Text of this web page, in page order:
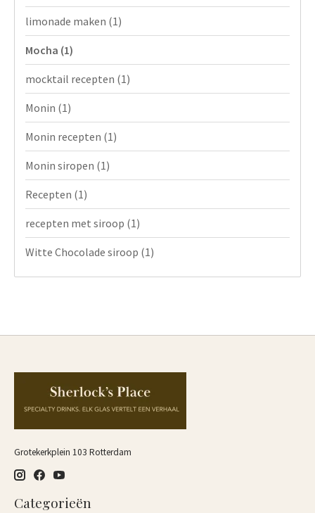
limonade maken (1)
Mocha (1)
mocktail recepten (1)
Monin (1)
Monin recepten (1)
Monin siropen (1)
Recepten (1)
recepten met siroop (1)
Witte Chocolade siroop (1)
Grotekerkplein 103 Rotterdam
Categorieën